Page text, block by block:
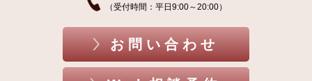
（受付時間：平日9:00～20:00）
お問い合わせ